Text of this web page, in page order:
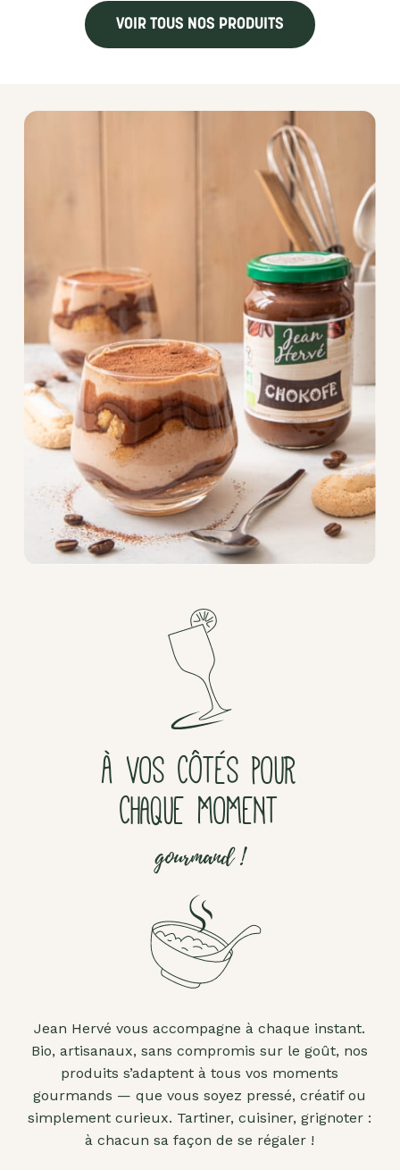
VOIR TOUS NOS PRODUITS
À VOS CÔTÉS POUR
CHAQUE MOMENT
gourmand !
Jean Hervé vous accompagne à chaque instant.
Bio, artisanaux, sans compromis sur le goût, nos
produits s’adaptent à tous vos moments
gourmands — que vous soyez pressé, créatif ou
simplement curieux. Tartiner, cuisiner, grignoter :
à chacun sa façon de se régaler !